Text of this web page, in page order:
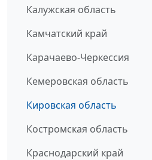
Калужская область
Камчатский край
Карачаево-Черкессия
Кемеровская область
Кировская область
Костромская область
Краснодарский край